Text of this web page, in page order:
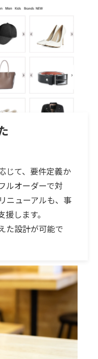
じて、要件定義か
ルオーダーで対
ニューアルも、事
します。
た設計が可能で